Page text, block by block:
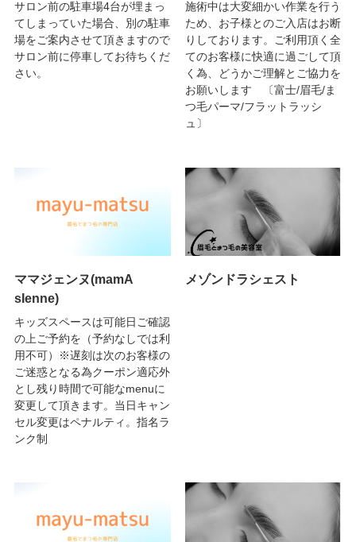
サロン前の駐車場4台が埋まっ
てしまっていた場合、別の駐車
場をご案内させて頂きますので
サロン前に停車してお待ちくだ
さい。
施術中は大変細かい作業を行う
ため、お子様とのご入店はお断
りしております。ご利用頂く全
てのお客様に快適に過ごして頂
く為、どうかご理解とご協力を
お願いします 〔富士/眉毛/ま
つ毛パーマ/フラットラッシ
ュ〕
ママジェンヌ(mamA
sIenne)
キッズスペースは可能日ご確認
の上ご予約を（予約なしでは利
用不可）※遅刻は次のお客様の
ご迷惑となる為クーポン適応外
とし残り時間で可能なmenuに
変更して頂きます。当日キャン
セル変更はペナルティ。指名ラ
ンク制
メゾンドラシェスト